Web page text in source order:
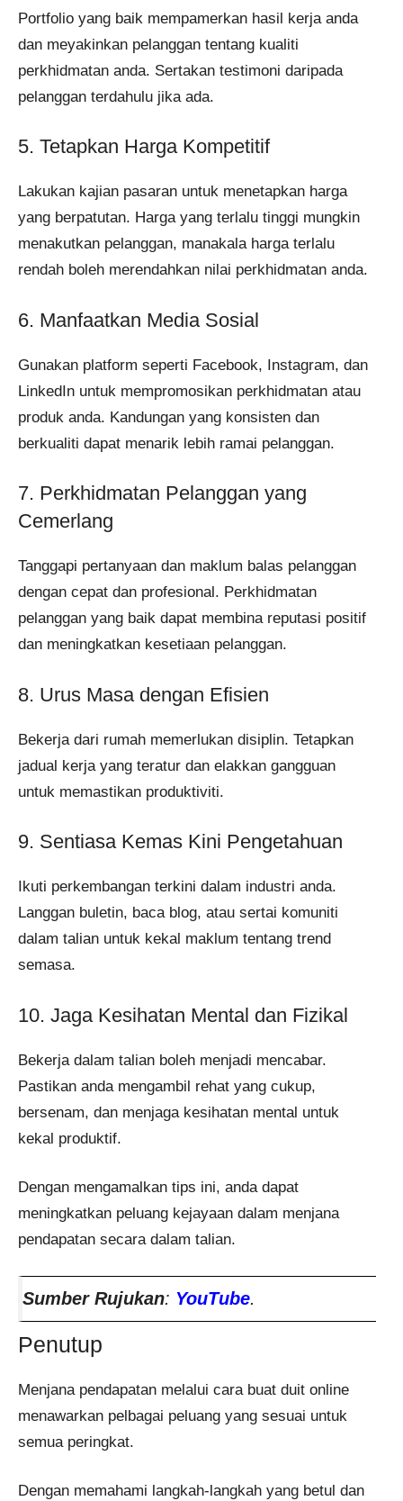
Portfolio yang baik mempamerkan hasil kerja anda
dan meyakinkan pelanggan tentang kualiti
perkhidmatan anda. Sertakan testimoni daripada
pelanggan terdahulu jika ada.
5. Tetapkan Harga Kompetitif
Lakukan kajian pasaran untuk menetapkan harga
yang berpatutan. Harga yang terlalu tinggi mungkin
menakutkan pelanggan, manakala harga terlalu
rendah boleh merendahkan nilai perkhidmatan anda.
6. Manfaatkan Media Sosial
Gunakan platform seperti Facebook, Instagram, dan
LinkedIn untuk mempromosikan perkhidmatan atau
produk anda. Kandungan yang konsisten dan
berkualiti dapat menarik lebih ramai pelanggan.
7. Perkhidmatan Pelanggan yang
Cemerlang
Tanggapi pertanyaan dan maklum balas pelanggan
dengan cepat dan profesional. Perkhidmatan
pelanggan yang baik dapat membina reputasi positif
dan meningkatkan kesetiaan pelanggan.
8. Urus Masa dengan Efisien
Bekerja dari rumah memerlukan disiplin. Tetapkan
jadual kerja yang teratur dan elakkan gangguan
untuk memastikan produktiviti.
9. Sentiasa Kemas Kini Pengetahuan
Ikuti perkembangan terkini dalam industri anda.
Langgan buletin, baca blog, atau sertai komuniti
dalam talian untuk kekal maklum tentang trend
semasa.
10. Jaga Kesihatan Mental dan Fizikal
Bekerja dalam talian boleh menjadi mencabar.
Pastikan anda mengambil rehat yang cukup,
bersenam, dan menjaga kesihatan mental untuk
kekal produktif.
Dengan mengamalkan tips ini, anda dapat
meningkatkan peluang kejayaan dalam menjana
pendapatan secara dalam talian.
Sumber Rujukan: YouTube.
Penutup
Menjana pendapatan melalui cara buat duit online
menawarkan pelbagai peluang yang sesuai untuk
semua peringkat.
Dengan memahami langkah-langkah yang betul dan